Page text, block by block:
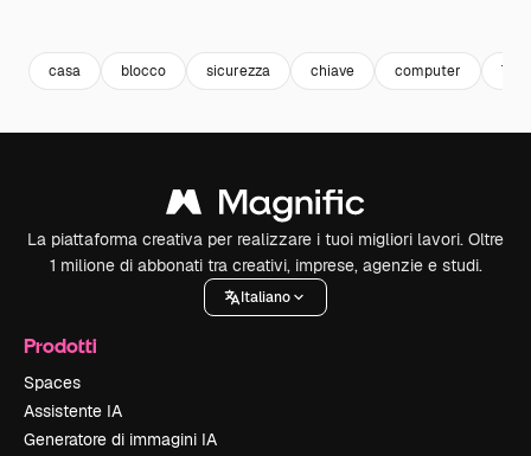
casa blocco sicurezza chiave computer
La piattaforma creativa per realizzare i tuoi migliori lavori. Oltre
1 milione di abbonati tra creativi, imprese, agenzie e studi.
Italiano
Prodotti
Spaces
Assistente IA
Generatore di immagini IA